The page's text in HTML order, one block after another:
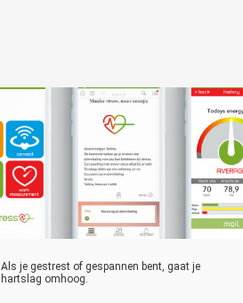
Als je gestrest of gespannen bent, gaat je
hartslag omhoog.